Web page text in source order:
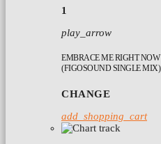
1
play_arrow
EMBRACE ME RIGHT
(FIGOSOUND SINGLE MIX)
CHANGE
add_shopping_cart